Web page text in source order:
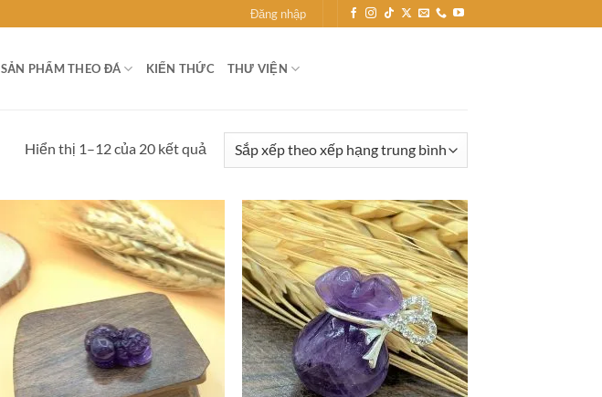
Đăng nhập
SẢN PHẨM THEO ĐÁ KIẾN THỨC THƯ VIỆN
Hiển thị 1–12 của 20 kết quảĐã
sắp
hạng
trung
bình